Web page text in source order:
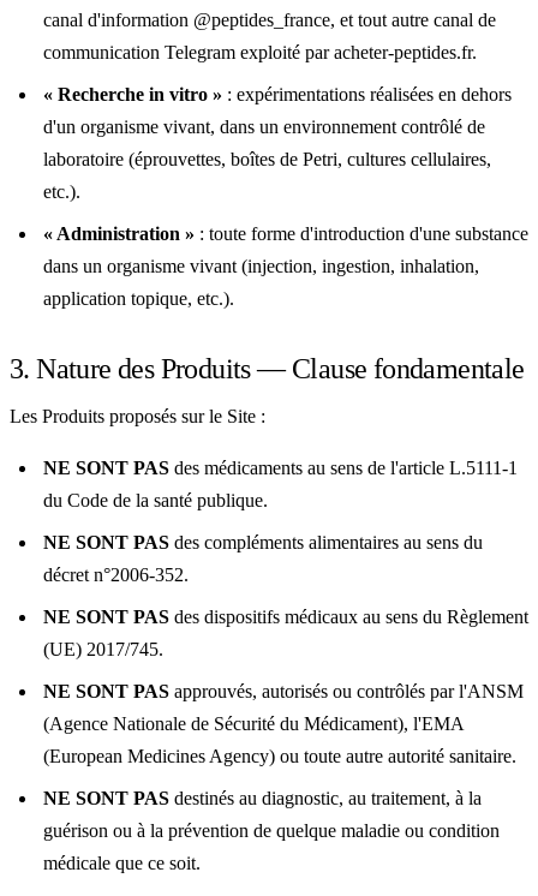
canal d'information @peptides_france, et tout autre canal de
communication Telegram exploité par acheter-peptides.fr.
« Recherche in vitro » : expérimentations réalisées en dehors
d'un organisme vivant, dans un environnement contrôlé de
laboratoire (éprouvettes, boîtes de Petri, cultures cellulaires,
etc.).
« Administration » : toute forme d'introduction d'une substance
dans un organisme vivant (injection, ingestion, inhalation,
application topique, etc.).
3. Nature des Produits — Clause fondamentale
Les Produits proposés sur le Site :
NE SONT PAS des médicaments au sens de l'article L.5111-1
du Code de la santé publique.
NE SONT PAS des compléments alimentaires au sens du
décret n°2006-352.
NE SONT PAS des dispositifs médicaux au sens du Règlement
(UE) 2017/745.
NE SONT PAS approuvés, autorisés ou contrôlés par l'ANSM
(Agence Nationale de Sécurité du Médicament), l'EMA
(European Medicines Agency) ou toute autre autorité sanitaire.
NE SONT PAS destinés au diagnostic, au traitement, à la
guérison ou à la prévention de quelque maladie ou condition
médicale que ce soit.